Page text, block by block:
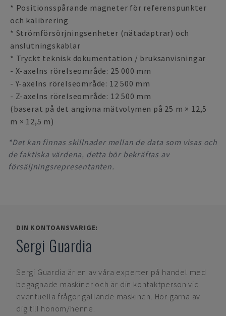
* Positionsspårande magneter för referenspunkter
och kalibrering
* Strömförsörjningsenheter (nätadaptrar) och
anslutningskablar
* Tryckt teknisk dokumentation / bruksanvisningar
- X-axelns rörelseområde: 25 000 mm
- Y-axelns rörelseområde: 12 500 mm
- Z-axelns rörelseområde: 12 500 mm
(baserat på det angivna mätvolymen på 25 m × 12,5
m × 12,5 m)
*Det kan finnas skillnader mellan de data som visas och
de faktiska värdena, detta bör bekräftas av
försäljningsrepresentanten.
DIN KONTOANSVARIGE:
Sergi Guardia
Sergi Guardia är en av våra experter på handel med
begagnade maskiner och är din kontaktperson vid
eventuella frågor gällande maskinen. Hör gärna av
dig till honom/henne.